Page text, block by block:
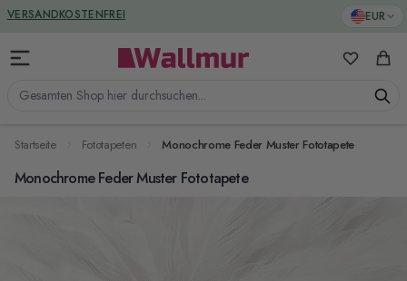
Zum Inhalt springen EUR
Gesamten Shop hier durchsuchen...
Meine
VERSANDKOSTENFREI
GREENGUARD ZERTIFIZIERT
Startseite Fototapeten Monochrome Feder Muster Fototapete
Monochrome Feder Muster Fototapete